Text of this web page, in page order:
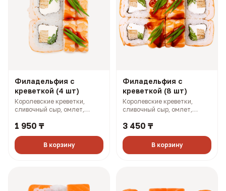
Филадельфия с
креветкой (4 шт)
Королевские креветки,
сливочный сыр, омлет,
251 ккал)
1 950 ₸
В корзину
Филадельфия с
креветкой (8 шт)
Королевские креветки,
сливочный сыр, омлет,
501 ккал)
3 450 ₸
В корзину